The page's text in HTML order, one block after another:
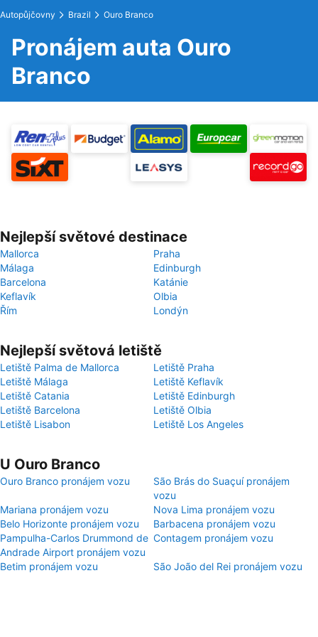
Autopůjčovny Brazil Ouro Branco
Pronájem auta Ouro
Branco
Nejlepší světové destinace
Mallorca
Praha
Málaga
Edinburgh
Barcelona
Katánie
Keflavík
Olbia
Řím
Londýn
Nejlepší světová letiště
Letiště Palma de Mallorca
Letiště Praha
Letiště Málaga
Letiště Keflavík
Letiště Catania
Letiště Edinburgh
Letiště Barcelona
Letiště Olbia
Letiště Lisabon
Letiště Los Angeles
U Ouro Branco
Ouro Branco pronájem vozu
São Brás do Suaçuí pronájem
vozu
Mariana pronájem vozu
Nova Lima pronájem vozu
Belo Horizonte pronájem vozu
Barbacena pronájem vozu
Pampulha-Carlos Drummond de
Andrade Airport pronájem vozu
Contagem pronájem vozu
Betim pronájem vozu São João del Rei pronájem vozu